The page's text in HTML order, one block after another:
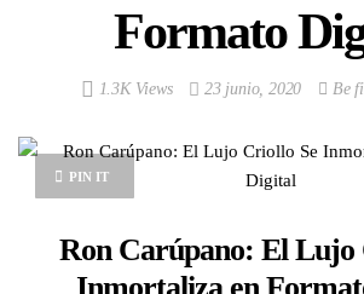
Formato
1.3K Views 23 junio, 2020 Be
PIN IT
Ron Carúpano: El Lujo